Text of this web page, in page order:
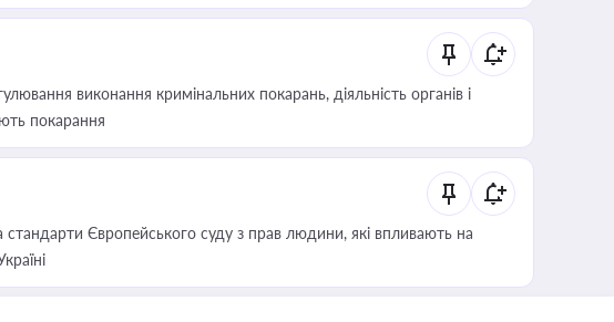
виконання кримінальних покарань, діяльність органів і
покарання
стандарти Європейського суду з прав людини, які впливають на